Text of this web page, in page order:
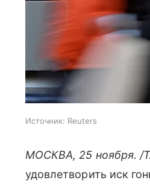
Источник: Reuters
МОСКВА, 25 ноября. /
удовлетворить иск